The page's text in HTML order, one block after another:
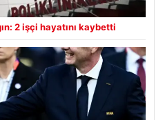
2 işçi hayatını kaybetti